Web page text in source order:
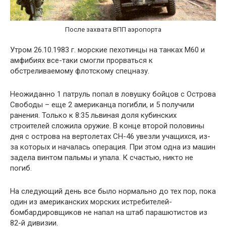
После захвата ВПП аэропорта
Утром 26.10.1983 г. морские пехотинцы на танках М60 и
амфибиях все-таки смогли прорваться к
обстреливаемому флотскому спецназу.
Неожиданно 1 патруль попал в ловушку бойцов с Острова
Свободы – еще 2 американца погибли, и 5 получили
ранения. Только к 8:35 львиная доля кубинских
строителей сложила оружие. В конце второй половины
дня с острова на вертолетах СН-46 увезли учащихся, из-
за которых и началась операция. При этом одна из машин
задела винтом пальмы и упала. К счастью, никто не
погиб.
На следующий день все было нормально до тех пор, пока
один из американских морских истребителей-
бомбардировщиков не напал на штаб парашютистов из
82-й дивизии.